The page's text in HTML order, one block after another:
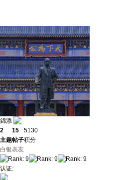
錦添
2
主题
15
帖子
5130
积分
白银表友
认证: